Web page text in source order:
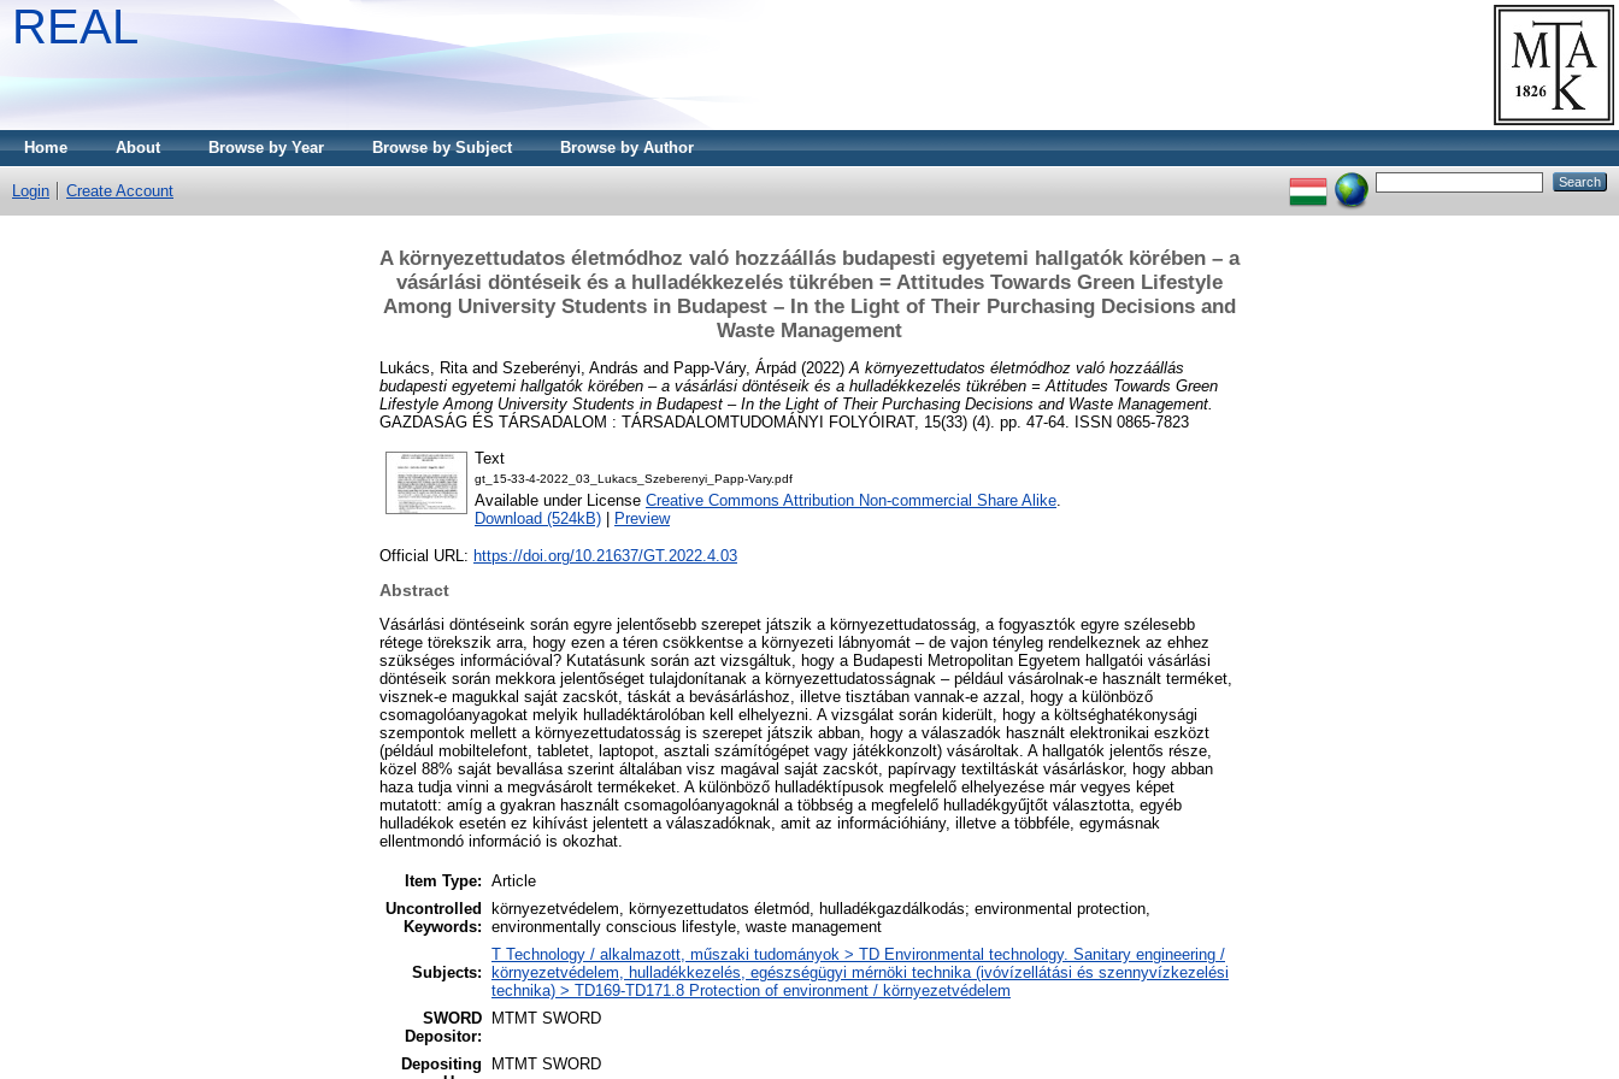
REAL
Home About Browse by Year Browse by Subject Browse by Author
Login Create Account
A környezettudatos életmódhoz való hozzáállás budapesti egyetemi hallgatók körében – a
vásárlási döntéseik és a hulladékkezelés tükrében = Attitudes Towards Green Lifestyle
Among University Students in Budapest – In the Light of Their Purchasing Decisions and
Waste Management
Lukács, Rita and Szeberényi, András and Papp-Váry, Árpád (2022) A környezettudatos életmódhoz való hozzáállás
budapesti egyetemi hallgatók körében – a vásárlási döntéseik és a hulladékkezelés tükrében = Attitudes Towards Green
Lifestyle Among University Students in Budapest – In the Light of Their Purchasing Decisions and Waste Management.
GAZDASÁG ÉS TÁRSADALOM : TÁRSADALOMTUDOMÁNYI FOLYÓIRAT, 15(33) (4). pp. 47-64. ISSN 0865-7823
Text
gt_15-33-4-2022_03_Lukacs_Szeberenyi_Papp-Vary.pdf
Available under License Creative Commons Attribution Non-commercial Share Alike.
Download (524kB)
Preview
Official URL: https://doi.org/10.21637/GT.2022.4.03
Abstract
Vásárlási döntéseink során egyre jelentősebb szerepet játszik a környezettudatosság, a fogyasztók egyre szélesebb
rétege törekszik arra, hogy ezen a téren csökkentse a környezeti lábnyomát – de vajon tényleg rendelkeznek az ehhez
szükséges információval? Kutatásunk során azt vizsgáltuk, hogy a Budapesti Metropolitan Egyetem hallgatói vásárlási
döntéseik során mekkora jelentőséget tulajdonítanak a környezettudatosságnak – például vásárolnak-e használt terméket,
visznek-e magukkal saját zacskót, táskát a bevásárláshoz, illetve tisztában vannak-e azzal, hogy a különböző
csomagolóanyagokat melyik hulladéktárolóban kell elhelyezni. A vizsgálat során kiderült, hogy a költséghatékonysági
szempontok mellett a környezettudatosság is szerepet játszik abban, hogy a válaszadók használt elektronikai eszközt
(például mobiltelefont, tabletet, laptopot, asztali számítógépet vagy játékkonzolt) vásároltak. A hallgatók jelentős része,
közel 88% saját bevallása szerint általában visz magával saját zacskót, papírvagy textiltáskát vásárláskor, hogy abban
haza tudja vinni a megvásárolt termékeket. A különböző hulladéktípusok megfelelő elhelyezése már vegyes képet
mutatott: amíg a gyakran használt csomagolóanyagoknál a többség a megfelelő hulladékgyűjtőt választotta, egyéb
hulladékok esetén ez kihívást jelentett a válaszadóknak, amit az információhiány, illetve a többféle, egymásnak
ellentmondó információ is okozhat.
Item Type: Article
Uncontrolled
Keywords:
környezetvédelem, környezettudatos életmód, hulladékgazdálkodás; environmental protection,
environmentally conscious lifestyle, waste management
Subjects:
T Technology / alkalmazott, műszaki tudományok > TD Environmental technology. Sanitary engineering /
környezetvédelem, hulladékkezelés, egészségügyi mérnöki technika (ivóvízellátási és szennyvízkezelési
technika) > TD169-TD171.8 Protection of environment / környezetvédelem
SWORD
Depositor:
MTMT SWORD
Depositing
MTMT SWORD